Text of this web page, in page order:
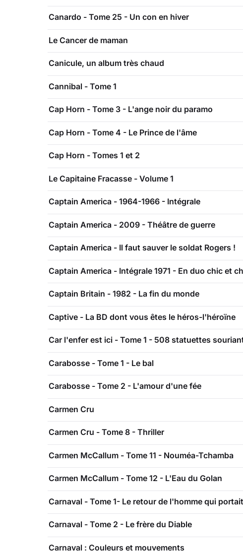
Canardo - Tome 25 - Un con en hiver
Le Cancer de maman
Canicule, un album très chaud
Cannibal - Tome 1
Cap Horn - Tome 3 - L'ange noir du paramo
Cap Horn - Tome 4 - Le Prince de l'âme
Cap Horn - Tomes 1 et 2
Le Capitaine Fracasse - Volume 1
Captain America - 1964-1966 - Intégrale
Captain America - 2009 - Théâtre de guerre
Captain America - Il faut sauver le soldat Rogers !
Captain America - Intégrale 1971 - En duo chic et
Captain Britain - 1982 - La fin du monde
Captive - La BD dont vous êtes le héros-l'héroïne
Car l'enfer est ici - Tome 1 - 508 statuettes
Carabosse - Tome 1 - Le bal
Carabosse - Tome 2 - L'amour d'une fée
Carmen Cru
Carmen Cru - Tome 8 - Thriller
Carmen McCallum - Tome 11 - Nouméa-Tchamba
Carmen McCallum - Tome 12 - L'Eau du Golan
Carnaval - Tome 1- Le retour de l'homme qui
Carnaval - Tome 2 - Le frère du Diable
Carnaval : Couleurs et mouvements